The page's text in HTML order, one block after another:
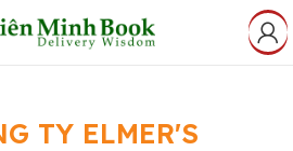
TY ELMER'S